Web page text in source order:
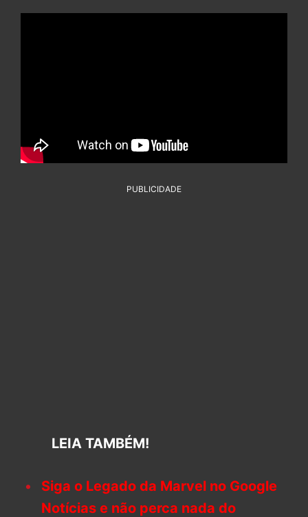
PUBLICIDADE
LEIA TAMBÉM!
Siga o Legado da Marvel no Google
Notícias e não perca nada do